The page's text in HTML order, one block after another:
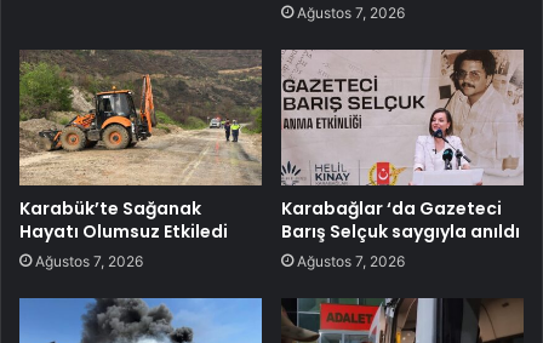
Ağustos 7, 2026
Karabük’te Sağanak
Hayatı Olumsuz Etkiledi
Ağustos 7, 2026
Karabağlar ‘da Gazeteci
Barış Selçuk saygıyla anıldı
Ağustos 7, 2026